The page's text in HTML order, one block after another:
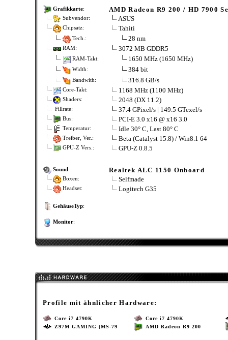
Grafikkarte: AMD Radeon R9 200 / HD 7900
Subvendor: ASUS
Chipsatz: Tahiti
Tech.: 28 nm
RAM: 3072 MB GDDR5
RAM-Takt: 1650 MHz (1650 MHz)
Width: 384 bit
Bandwith: 316.8 GB/s
Core-Takt: 1168 MHz (1100 MHz)
Shaders: 2048 (DX 11.2)
Fillrate: 37.4 GPixel/s | 149.5 GTexel/s
Bus: PCI-E 3.0 x16 @ x16 3.0
Temperatur: Idle 30° C, Last 80° C
Treiber, Ver.: Beta (Catalyst 15.8) / Win8.1 64
GPU-Z Vers.: GPU-Z 0.8.5
Sound: Realtek ALC 1150 Onboard
Boxen: Selfmade
Headset: Logitech G35
GehäuseTyp:
Monitor:
Profile mit ähnlicher Hardware:
Core i7 4790K
Z97M GAMING (MS-79
Core i7 4790K
AMD Radeon R9 200